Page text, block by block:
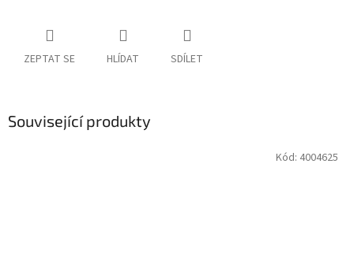
ZEPTAT SE HLÍDAT SDÍLET
Související produkty
Kód: 4004625